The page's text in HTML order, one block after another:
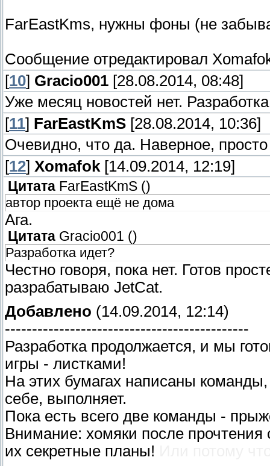
FarEastKms, нужны фоны (не
Сообщение отредактировал
[10] Gracio001 [28.08.2014, 08:48]
Уже месяц новостей нет.
[11] FarEastKmS [28.08.2014, 10:36]
Очевидно, что да. Наверное,
[12] Xomafok [14.09.2014, 12:19]
Цитата FarEastKmS ()
автор проекта ещё не дома
Ага.
Цитата Gracio001 ()
Разработка идет?
Честно говоря, пока нет. Готов
разрабатываю JetCat.
Добавлено (14.09.2014, 12:14)
---------------------------------------------
Разработка продолжается, и мы
игры - листками!
На этих бумагах написаны
себе, выполняет.
Пока есть всего две команды -
Внимание: хомяки после
их секретные планы!